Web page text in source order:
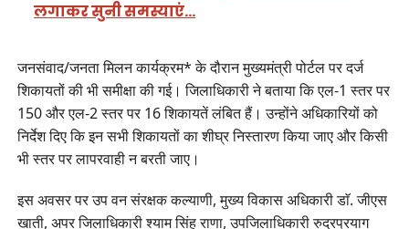
लगाकर सुनी समस्याएं…
जनसंवाद/जनता मिलन कार्यक्रम* के दौरान मुख्यमंत्री पोर्टल पर दर्ज
शिकायतों की भी समीक्षा की गई। जिलाधिकारी ने बताया कि एल-1 स्तर पर
150 और एल-2 स्तर पर 16 शिकायतें लंबित हैं। उन्होंने अधिकारियों को
निर्देश दिए कि इन सभी शिकायतों का शीघ्र निस्तारण किया जाए और किसी
भी स्तर पर लापरवाही न बरती जाए।
इस अवसर पर उप वन संरक्षक कल्याणी, मुख्य विकास अधिकारी डाॅ. जीएस
खाती, अपर जिलाधिकारी श्याम सिंह राणा, उपजिलाधिकारी रुद्रप्रयाग